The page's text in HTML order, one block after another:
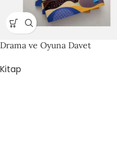
Drama ve Oyuna Davet
Kitap